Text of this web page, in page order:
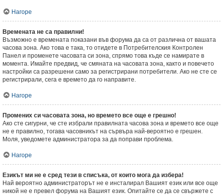
Нагоре
Времената не са правилни!
Възможно е времената показани във форума да са от различна от вашата
часова зона. Ако това е така, то отидете в Потребителския Контролен
Панел и променете часовата си зона, спрямо това къде се намирате в
момента. Имайте предвид, че смяната на часовата зона, както и повечето
настройки са разрешени само за регистрирани потребители. Ако не сте се
регистрирали, сега е времето да го направите.
Нагоре
Промених си часовата зона, но времето все още е грешно!
Ако сте сигурни, че сте избрали правилната часова зона и времето все още
не е правилно, тогава часовникът на сървъра най-вероятно е грешен.
Моля, уведомете администратора за да поправи проблема.
Нагоре
Езикът ми не е сред тези в списъка, от които мога да избера!
Най вероятно администраторът не е инсталирал Вашият език или все още
никой не е превел форума на Вашият език. Опитайте се да се свържете с